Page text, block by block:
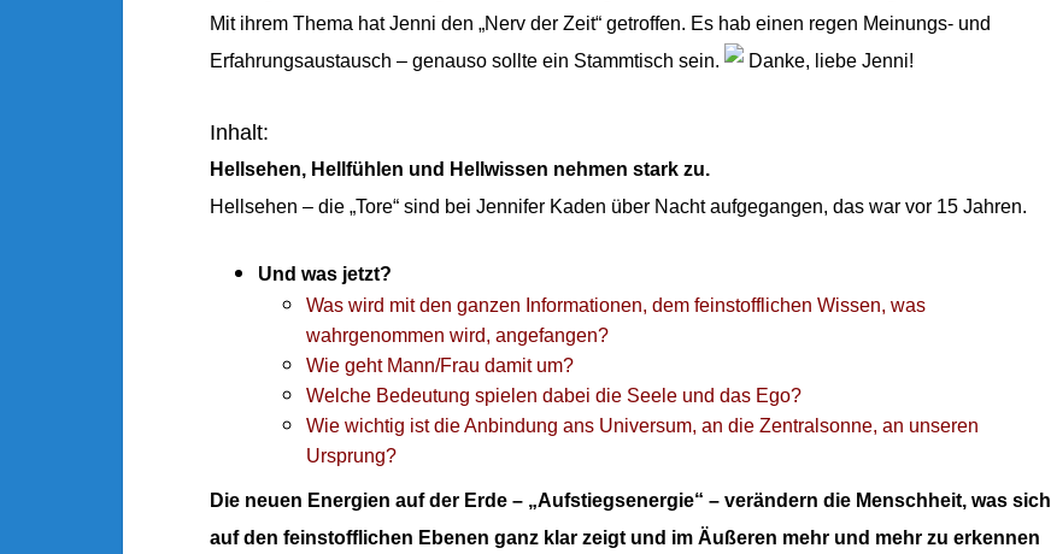
Mit ihrem Thema hat Jenni den „Nerv der Zeit“ getroffen. Es hab einen regen Meinungs- und
Erfahrungsaustausch – genauso sollte ein Stammtisch sein.
Danke, liebe Jenni!
Inhalt:
Hellsehen, Hellfühlen und Hellwissen nehmen stark zu.
Hellsehen – die „Tore“ sind bei Jennifer Kaden über Nacht aufgegangen, das war vor 15 Jahren.
Und was jetzt?
Was wird mit den ganzen Informationen, dem feinstofflichen Wissen, was
wahrgenommen wird, angefangen?
Wie geht Mann/Frau damit um?
Welche Bedeutung spielen dabei die Seele und das Ego?
Wie wichtig ist die Anbindung ans Universum, an die Zentralsonne, an unseren
Ursprung?
Die neuen Energien auf der Erde – „Aufstiegsenergie“ – verändern die Menschheit, was sich
auf den feinstofflichen Ebenen ganz klar zeigt und im Äußeren mehr und mehr zu erkennen